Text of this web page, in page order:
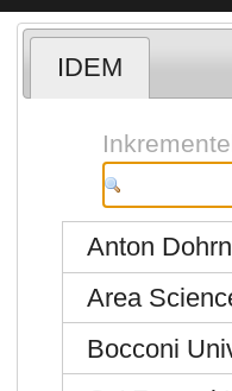
IDEM
Anton
Area
Bocconi